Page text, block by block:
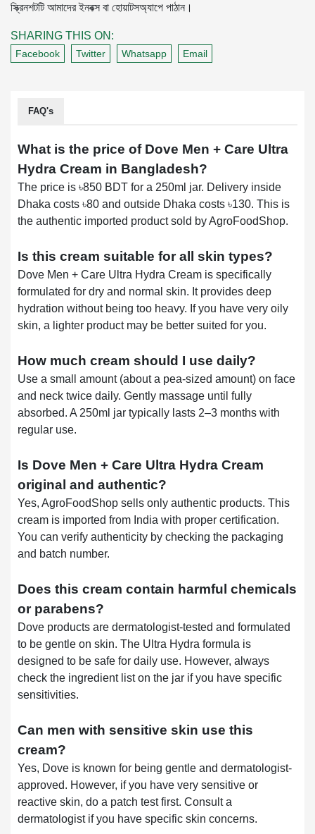
স্ক্রিনশটটি আমাদের ইনবক্স বা হোয়াটসঅ্যাপে পাঠান।
SHARING THIS ON:
Facebook Twitter Whatsapp Email
FAQ's
What is the price of Dove Men + Care Ultra
Hydra Cream in Bangladesh?
The price is ৳850 BDT for a 250ml jar. Delivery inside
Dhaka costs ৳80 and outside Dhaka costs ৳130. This is
the authentic imported product sold by AgroFoodShop.
Is this cream suitable for all skin types?
Dove Men + Care Ultra Hydra Cream is specifically
formulated for dry and normal skin. It provides deep
hydration without being too heavy. If you have very oily
skin, a lighter product may be better suited for you.
How much cream should I use daily?
Use a small amount (about a pea-sized amount) on face
and neck twice daily. Gently massage until fully
absorbed. A 250ml jar typically lasts 2–3 months with
regular use.
Is Dove Men + Care Ultra Hydra Cream
original and authentic?
Yes, AgroFoodShop sells only authentic products. This
cream is imported from India with proper certification.
You can verify authenticity by checking the packaging
and batch number.
Does this cream contain harmful chemicals
or parabens?
Dove products are dermatologist-tested and formulated
to be gentle on skin. The Ultra Hydra formula is
designed to be safe for daily use. However, always
check the ingredient list on the jar if you have specific
sensitivities.
Can men with sensitive skin use this
cream?
Yes, Dove is known for being gentle and dermatologist-
approved. However, if you have very sensitive or
reactive skin, do a patch test first. Consult a
dermatologist if you have specific skin concerns.